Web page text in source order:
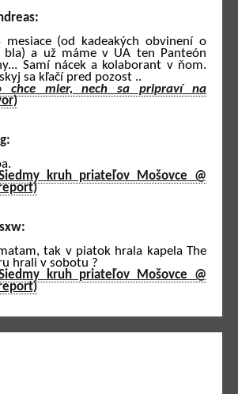
(od kadeakých obvinení o
bla) a už máme v UA ten Panteón
Samí nácek a kolaborant v ňom.
sa kľačí pred pozost ..
chce mier, nech sa pripraví na
kruh priateľov Mošovce @
tak v piatok hrala kapela The
hrali v sobotu ?
kruh priateľov Mošovce @